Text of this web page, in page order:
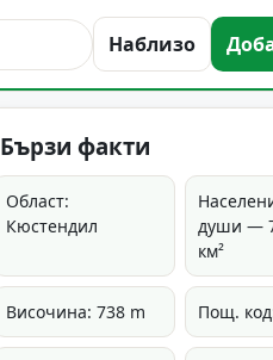
Наблизо
Бързи факти
Област:
Кюстендил
души —
км²
Височина: 738 m Пощ.